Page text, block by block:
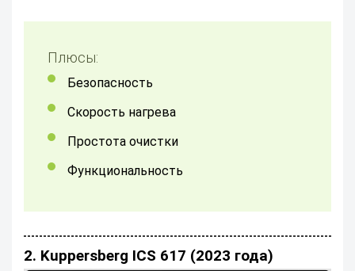
Плюсы:
Безопасность
скорость нагрева
Простота очистки
Функциональность
2. Kuppersberg ICS 617 (2023 года)